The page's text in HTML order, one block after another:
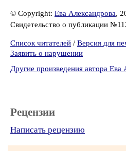
© Copyright: Ева Александрова,
Свидетельство о публикации
Список читателей / Версия для
Заявить о нарушении
Другие произведения автора Ева
Рецензии
Написать рецензию